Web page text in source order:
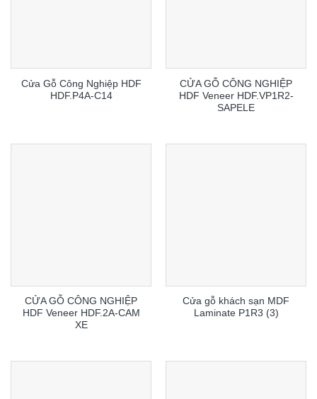
Cửa Gỗ Công Nghiệp HDF
HDF.P4A-C14
CỬA GỖ CÔNG NGHIỆP
HDF Veneer HDF.VP1R2-
SAPELE
CỬA GỖ CÔNG NGHIỆP
HDF Veneer HDF.2A-CAM
XE
Cửa gỗ khách sạn MDF
Laminate P1R3 (3)